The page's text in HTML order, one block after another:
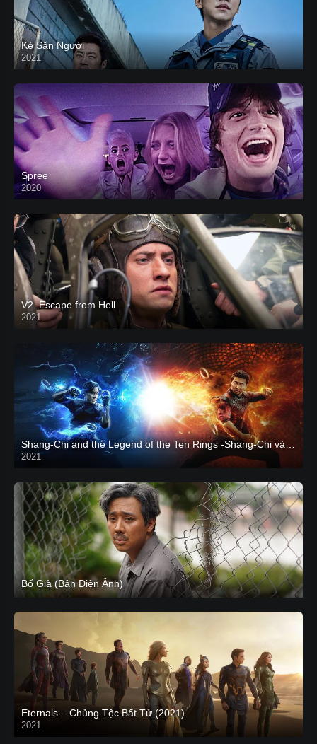
Kẻ Săn Người
2021
Spree
2020
V2. Escape from Hell
2021
2021
CAM
Bố Già (Bản Điện Ảnh)
Eternals – Chủng Tộc Bất Tử (2021)
2021
Trailer